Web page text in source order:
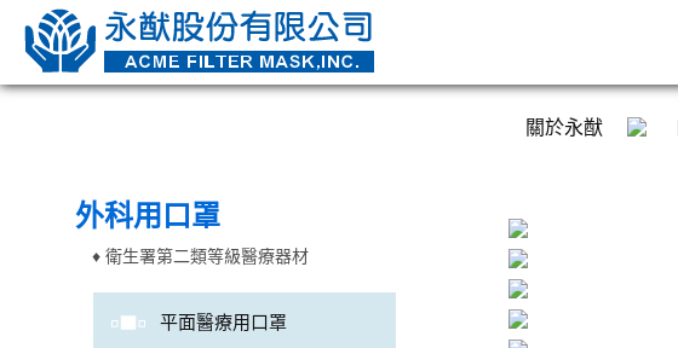
關於永猷
外科用口罩
♦ 衛生署第二類等級醫療器材
平面醫療用口罩